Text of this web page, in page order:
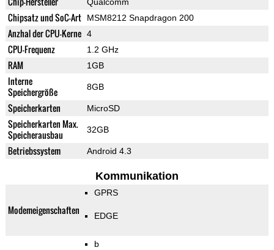
Chipsatz und SoC-Art MSM8212 Snapdragon 200
Anzhal der CPU-Kerne 4
CPU-Frequenz 1.2 GHz
RAM 1GB
Interne
Speichergröße
8GB
Speicherkarten MicroSD
Speicherkarten Max.
Speicherausbau
32GB
Betriebssystem Android 4.3
Kommunikation
Modemeigenschaften
GPRS
EDGE
b